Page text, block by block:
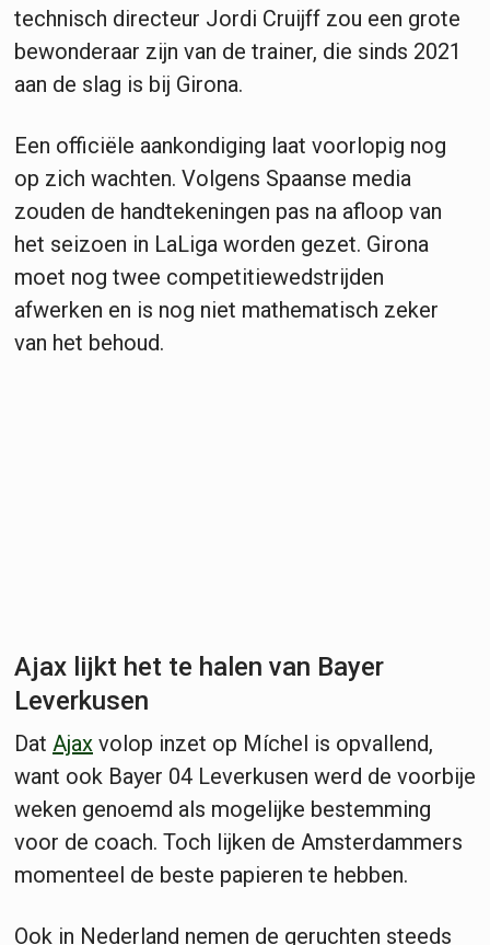
technisch directeur Jordi Cruijff zou een grote
bewonderaar zijn van de trainer, die sinds 2021
aan de slag is bij Girona.
Een officiële aankondiging laat voorlopig nog
op zich wachten. Volgens Spaanse media
zouden de handtekeningen pas na afloop van
het seizoen in LaLiga worden gezet. Girona
moet nog twee competitiewedstrijden
afwerken en is nog niet mathematisch zeker
van het behoud.
Ajax lijkt het te halen van Bayer
Leverkusen
Dat Ajax volop inzet op Míchel is opvallend,
want ook Bayer 04 Leverkusen werd de voorbije
weken genoemd als mogelijke bestemming
voor de coach. Toch lijken de Amsterdammers
momenteel de beste papieren te hebben.
Ook in Nederland nemen de geruchten steeds